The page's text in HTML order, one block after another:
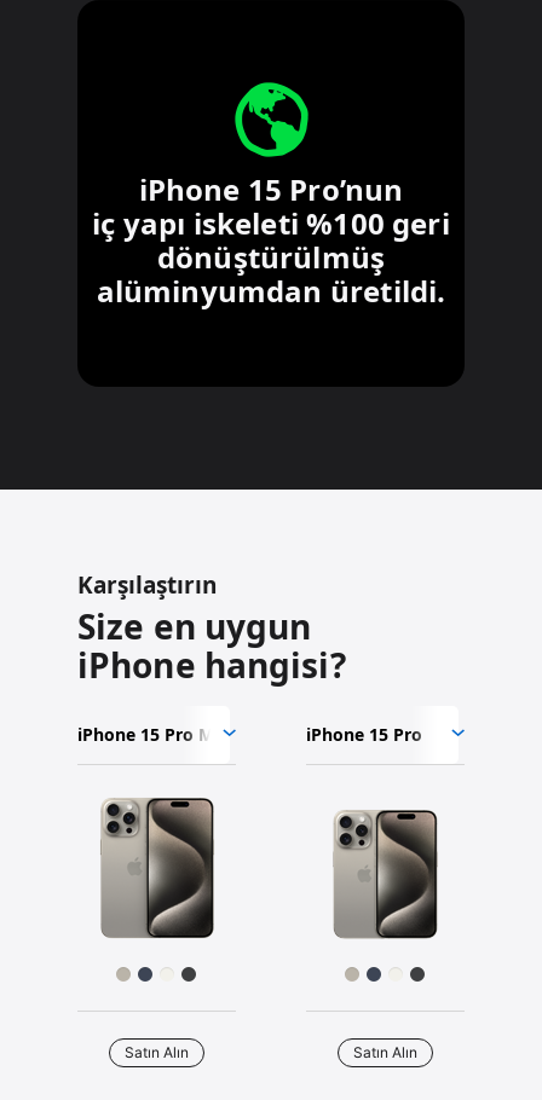
iPhone 15 Pro’nun
iç yapı iskeleti %100 geri
dönüştürülmüş
alüminyumdan üretildi.
Karşılaştırın
Size en uygun
iPhone hangisi?
Pro Max
iPhone 15 Pro
seçin.
Görseller
Seçenekleri
Satın Alın Satın Alın